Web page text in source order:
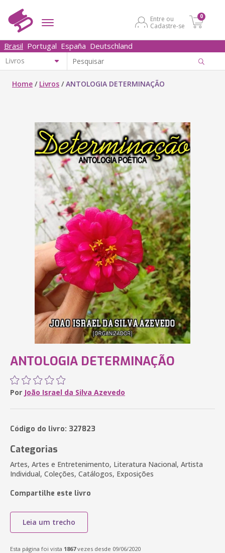
Entre ou
Cadastre-se
0
Brasil Portugal España Deutschland
Home / Livros /ANTOLOGIA DETERMINAÇÃO
ANTOLOGIA DETERMINAÇÃO
Por João Israel da Silva Azevedo
Código do livro: 327823
Categorias
Artes, Artes e Entretenimento, Literatura Nacional, Artista
Individual, Coleções, Catálogos, Exposições
Compartilhe este livro
Leia um trecho
Esta página foi vista 1867vezes desde 09/06/2020